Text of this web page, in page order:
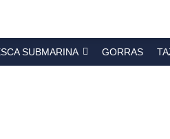
SUBMARINA GORRAS